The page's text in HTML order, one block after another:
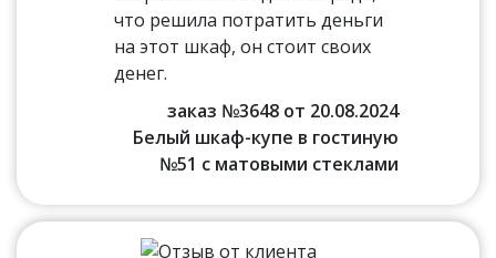
что решила потратить деньги
на этот шкаф, он стоит своих
денег.
заказ №3648 от 20.08.2024
Белый шкаф-купе в гостиную
№51 с матовыми стеклами